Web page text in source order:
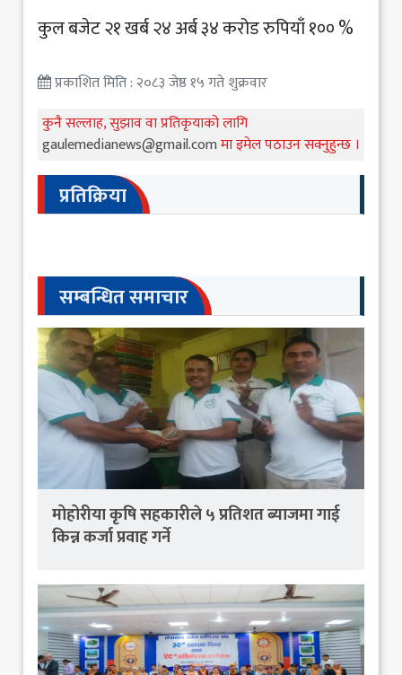
कुल बजेट २१ खर्ब २४ अर्ब ३४ करोड रुपियाँ १०० %
प्रकाशित मिति : २०८३ जेष्ठ १५ गते शुक्रवार
कुनै सल्लाह, सुझाव वा प्रतिकृयाको लागि
gaulemedianews@gmail.comमा इमेल पठाउन सक्नुहुन्छ ।
प्रतिक्रिया
सम्बन्धित समाचार
मोहोरीया कृषि सहकारीले ५ प्रतिशत ब्याजमा गाई
किन्न कर्जा प्रवाह गर्ने